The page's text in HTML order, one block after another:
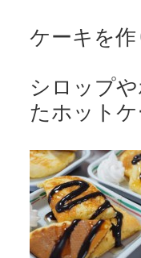
ケーキを作
シロップ
たホット